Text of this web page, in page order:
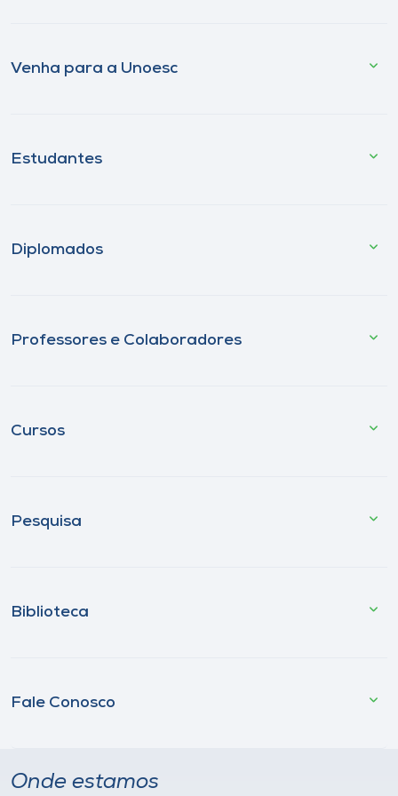
Venha para a Unoesc
Estudantes
Diplomados
Professores e Colaboradores
Cursos
Pesquisa
Biblioteca
Fale Conosco
Onde estamos